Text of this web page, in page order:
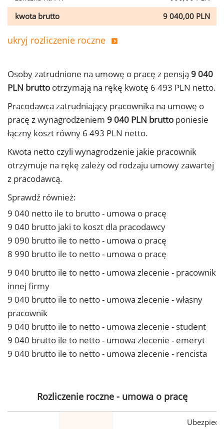
kwota brutto
9 040,00 PLN
ukryj rozliczenie roczne
Osoby zatrudnione na umowę o pracę z pensją 9 040
PLN brutto otrzymają na rękę kwotę 6 493 PLN netto.
Pracodawca zatrudniający pracownika na umowę o
pracę z wynagrodzeniem 9 040 PLN brutto poniesie
łączny koszt równy 6 493 PLN netto.
Kwota netto czyli wynagrodzenie jakie pracownik
otrzymuje na rękę zależy od rodzaju umowy zawartej
z pracodawcą.
Sprawdź również:
9 040 netto ile to brutto - umowa o pracę
9 040 brutto jaki to koszt dla pracodawcy
9 090 brutto ile to netto - umowa o pracę
8 990 brutto ile to netto - umowa o pracę
9 040 brutto ile to netto - umowa zlecenie - pracownik
innej firmy
9 040 brutto ile to netto - umowa zlecenie - własny
pracownik
9 040 brutto ile to netto - umowa zlecenie - student
9 040 brutto ile to netto - umowa zlecenie - emeryt
9 040 brutto ile to netto - umowa zlecenie - rencista
Rozliczenie roczne - umowa o pracę